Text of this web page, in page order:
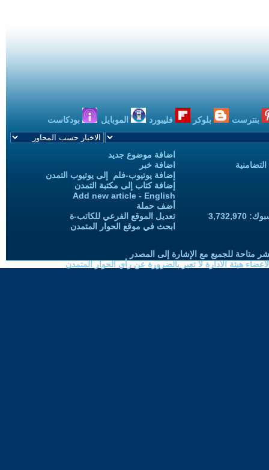
بنترست بلوكر فليبورد الموبايل بودكاست
اضافة موضوع جديد
اضافة خبر
إضافة يوتيوب-فلم إلى يوتيوب التمدن
إضافة كتاب إلى مكتبة التمدن
Add new article - English
أضف حملة
تعديل الموقع الفرعي للكاتب-ة
ابحث في موقع الحوار المتمدن
متاحة للجميع مع الإشارة إلى المصدر
هيئة الادارة لا تعبر بالضرورة عن رأي الحوار المتمدن